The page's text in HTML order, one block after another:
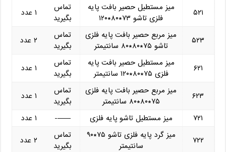
۵۲۱
میز مستطیل حصیر بافت پایه
فلزی تاشو ۷۳*۸۰*۱۲۰
تماس
بگیرید
۱ عدد
۵۲۳
میز مربع حصیر بافت پایه فلزی
تاشو ۷۵*۸۰*۸۰ سانتیمتر
تماس
بگیرید
۲ عدد
۶۲۱
میز مستطیل حصیر بافت پایه
فلزی ۷۵*۸۰*۱۲۰ سانتیمتر
تماس
بگیرید
۱ عدد
۶۲۳
میز مربع حصیر بافت پایه فلزی
۷۵*۸۰*۸۰ سانتیمتر
تماس
بگیرید
۱ عدد
۷۲۱
میز مستطیل تاشو پایه فلزی ——-
۱ عدد
۷۲۲
میز گرد پایه فلزی تاشو ۷۵*۹۰
سانتیمتر
تماس
بگیرید
۲ عدد